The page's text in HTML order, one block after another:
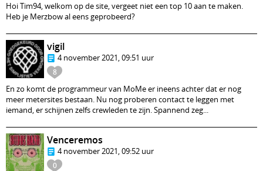
Hoi Tim94, welkom op de site, vergeet niet een top 10 aan te maken.
Heb je Merzbow al eens geprobeerd?
8
vigil
4 november 2021, 09:51 uur
En zo komt de programmeur van MoMe er ineens achter dat er nog
meer metersites bestaan. Nu nog proberen contact te leggen met
iemand, er schijnen zelfs crewleden te zijn. Spannend zeg...
0
Venceremos
4 november 2021, 09:52 uur